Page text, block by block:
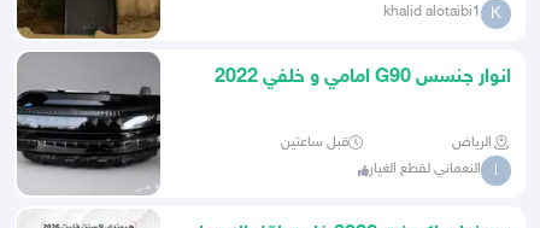
K
khalid alotaibi1
انوار جنسس G90 امامي و خلفي 2022
الرياض قبل ساعتين
ا النعماني لقطع الغيار